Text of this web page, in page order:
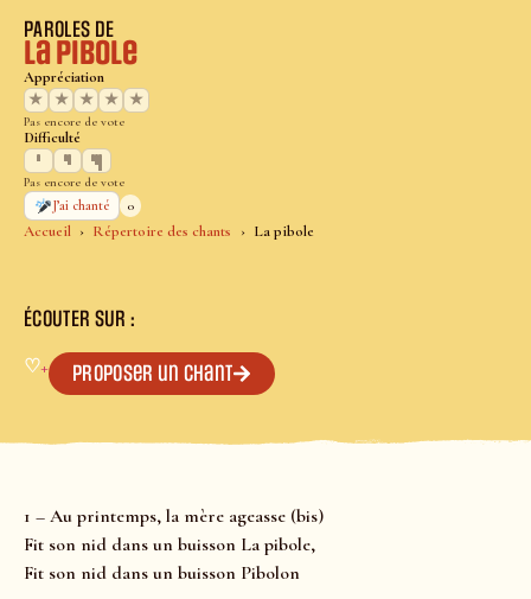
Accueil Répertoire des chants La pibole
PAROLES DE
La pibole
Appréciation
★
★ ★ ★ ★
Pas encore de vote
Difficulté
Pas encore de vote
J’ai chanté
0
ÉCOUTER SUR :
♡+ Proposer un chant
1 – Au printemps, la mère ageasse (bis)
Fit son nid dans un buisson La pibole,
Fit son nid dans un buisson Pibolon